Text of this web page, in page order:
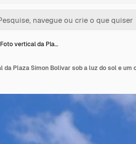
Foto vertical da Pla…